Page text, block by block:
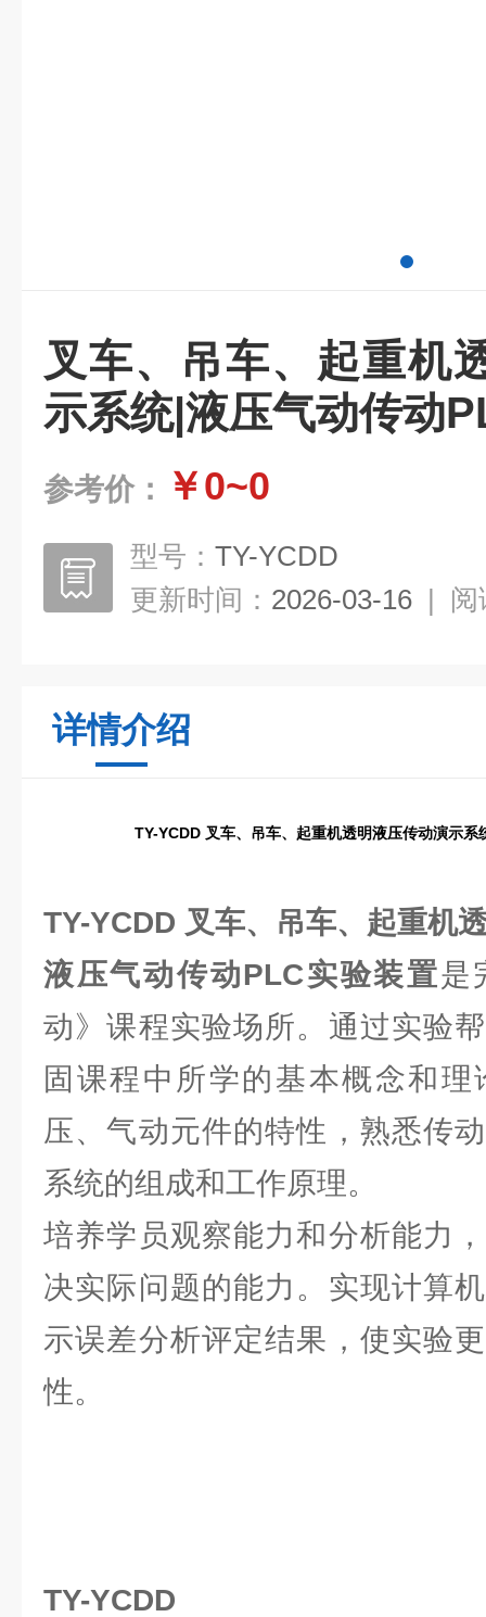
叉车、吊车、起重机
示系统|液压气动传动
参考价： ￥0~0
型号： TY-YCDD
更新时间： 2026-03-16 | 阅
详情介绍
TY-YCDD 叉车、吊车、起重机透明液压传动演示
TY-YCDD 叉车、吊车、起重机
液压气动传动PLC实验装置是
动》课程实验场所。通过实验
固课程中所学的基本概念和
压、气动元件的特性，熟悉传
系统的组成和工作原理。
培养学员观察能力和分析能力
决实际问题的能力。实现计算
示误差分析评定结果，使实验
性。
TY-YCDD